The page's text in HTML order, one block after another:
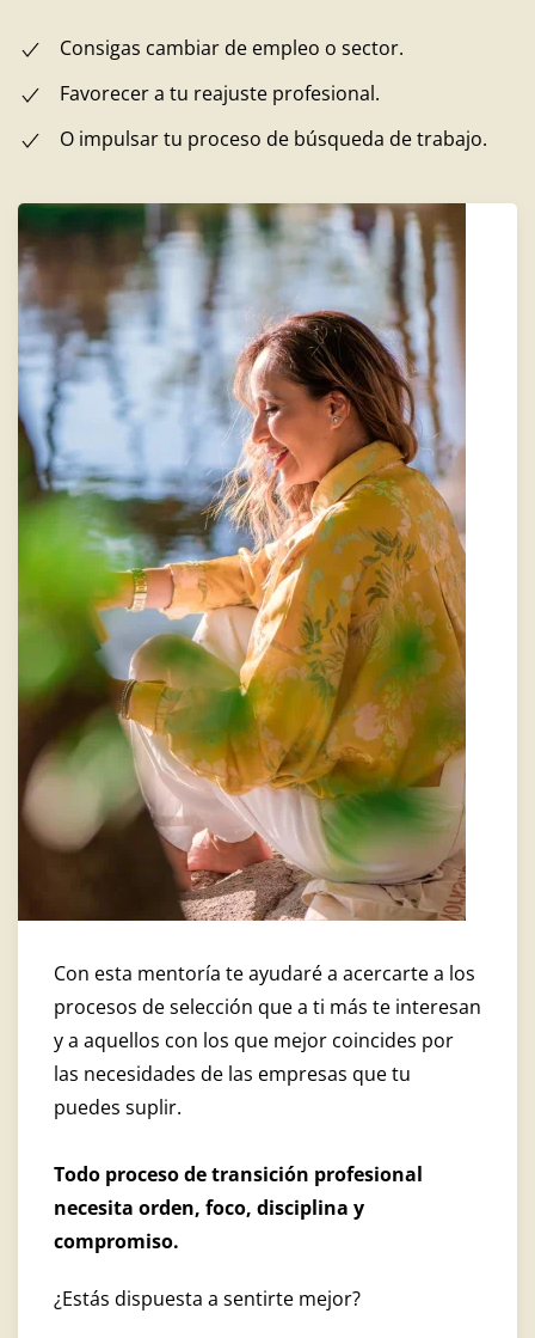
Consigas cambiar de empleo o sector.
Favorecer a tu reajuste profesional.
O impulsar tu proceso de búsqueda de trabajo.
Con esta mentoría te ayudaré a acercarte a los
procesos de selección que a ti más te interesan
y a aquellos con los que mejor coincides por
las necesidades de las empresas que tu
puedes suplir.
Todo proceso de transición profesional
necesita orden, foco, disciplina y
compromiso.
¿Estás dispuesta a sentirte mejor?